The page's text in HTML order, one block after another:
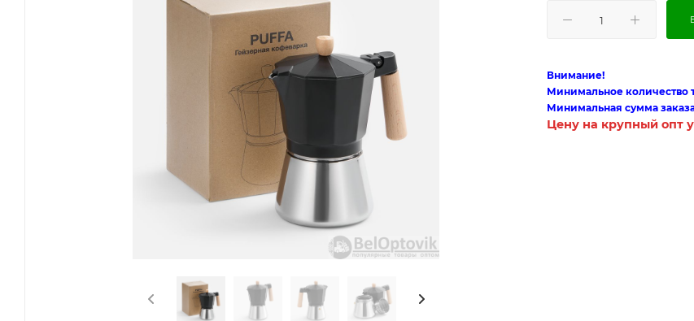
Внимание!
Минимальное количество
Минимальная сумма
Цену на крупный опт